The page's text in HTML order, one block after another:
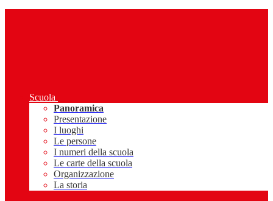
Scuola
Panoramica
Presentazione
I luoghi
Le persone
I numeri della scuola
Le carte della scuola
Organizzazione
La storia